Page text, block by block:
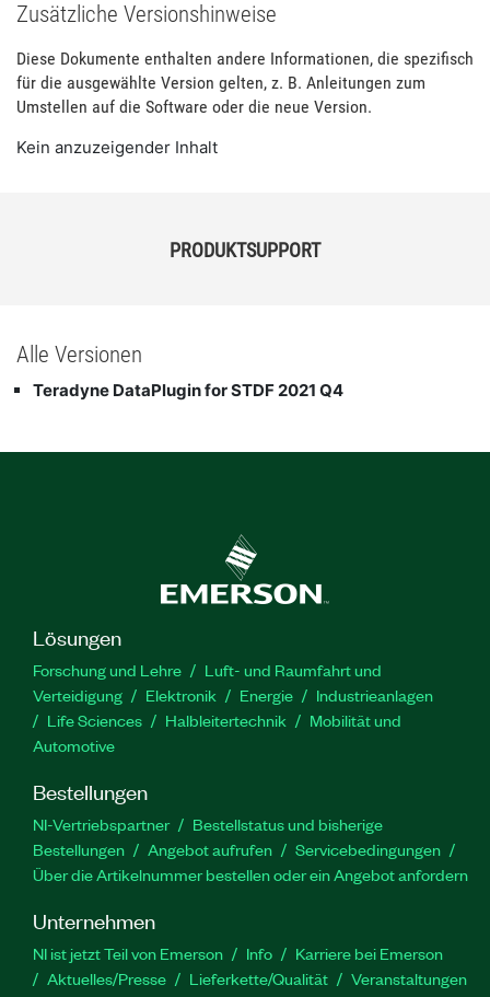
Zusätzliche Versionshinweise
Diese Dokumente enthalten andere Informationen, die spezifisch
für die ausgewählte Version gelten, z. B. Anleitungen zum
Umstellen auf die Software oder die neue Version.
Kein anzuzeigender Inhalt
PRODUKTSUPPORT
Alle Versionen
Teradyne DataPlugin for STDF 2021 Q4
Lösungen
Forschung und Lehre
Luft- und Raumfahrt und
Verteidigung
Elektronik Energie
Industrieanlagen
Life Sciences
Halbleitertechnik
Mobilität und
Automotive
Bestellungen
NI-Vertriebspartner
Bestellstatus und bisherige
Bestellungen
Angebot aufrufen
Servicebedingungen
Über die Artikelnummer bestellen oder ein Angebot anfordern
Unternehmen
NI ist jetzt Teil von Emerson Info
Karriere bei Emerson
Aktuelles/Presse
Lieferkette/Qualität Veranstaltungen